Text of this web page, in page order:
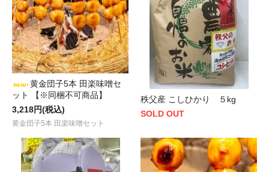
黄金団子5本 田楽味噌セ
ット 【※同梱不可商品】
3,218円(税込)
黄金団子5本 田楽味噌セット
秩父産 こしひかり ５kg
SOLD OUT